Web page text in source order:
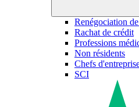
Renégociation
Rachat de crédit
Professions
Non résidents
Chefs
SCI